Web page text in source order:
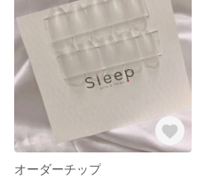
オーダーチップ